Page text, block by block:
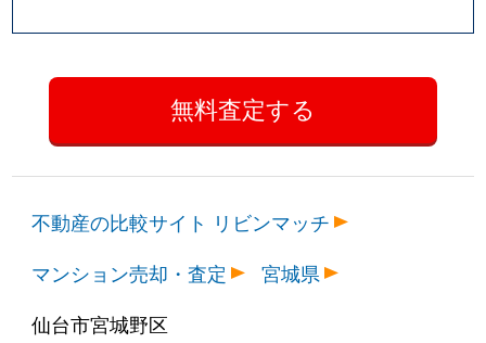
不動産の比較サイト リビンマッチ
マンション売却・査定
宮城県
仙台市宮城野区